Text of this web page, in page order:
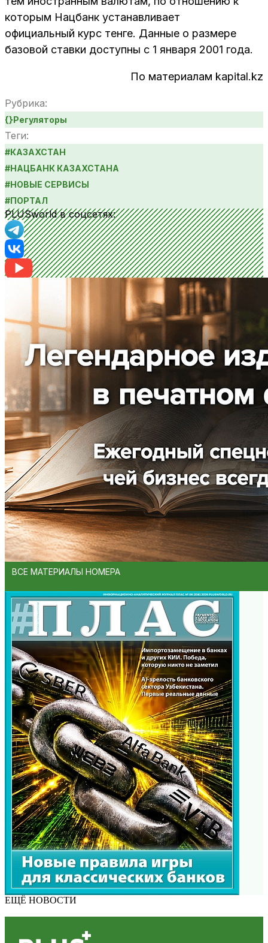
которым Нацбанк устанавливает
официальный курс тенге. Данные о размере
базовой ставки доступны с 1 января 2001 года.
По материалам kapital.kz
Рубрика:
{}Регуляторы
Теги:
#КАЗАХСТАН
#НАЦБАНК КАЗАХСТАНА
#НОВЫЕ СЕРВИСЫ
#ПОРТАЛ
PLUSworld в соцсетях:
ВСЕ МАТЕРИАЛЫ НОМЕРА
ЕЩЁ НОВОСТИ